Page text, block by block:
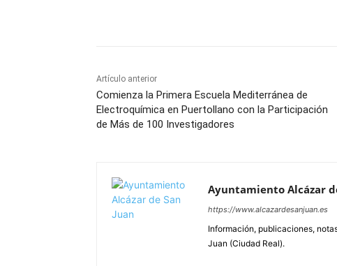
Artículo anterior
Comienza la Primera Escuela Mediterránea de
Electroquímica en Puertollano con la Participación
de Más de 100 Investigadores
Ayuntamiento Alcázar
https://www.alcazardesanjuan.es
Información, publicaciones,
Juan (Ciudad Real).